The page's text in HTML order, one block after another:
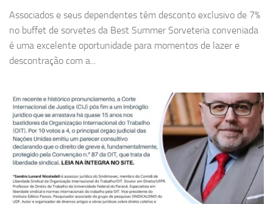
Associados e seus dependentes têm desconto exclusivo de 7%
no buffet de sorvetes da Best Summer Sorveteria conveniada
é uma excelente oportunidade para momentos de lazer e
descontração com a...